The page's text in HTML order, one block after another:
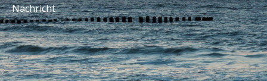
Nachricht